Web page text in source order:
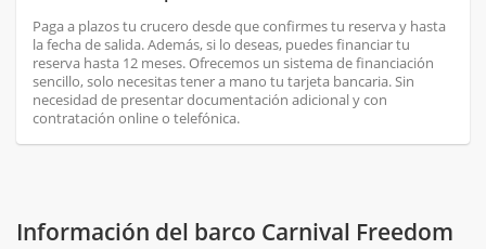
Paga a plazos tu crucero desde que confirmes tu reserva y hasta
la fecha de salida. Además, si lo deseas, puedes financiar tu
reserva hasta 12 meses. Ofrecemos un sistema de financiación
sencillo, solo necesitas tener a mano tu tarjeta bancaria. Sin
necesidad de presentar documentación adicional y con
contratación online o telefónica.
Información del barco Carnival Freedom